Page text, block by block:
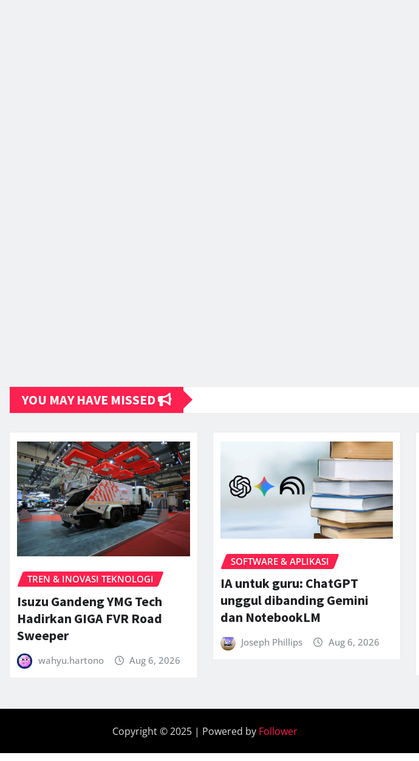
YOU MAY HAVE MISSED
TREN & INOVASI TEKNOLOGI
Isuzu Gandeng YMG Tech
Hadirkan GIGA FVR Road
Sweeper
wahyu.hartono Aug 6, 2026
SOFTWARE & APLIKASI
IA untuk guru: ChatGPT
unggul dibanding Gemini
dan NotebookLM
Joseph Phillips Aug 6, 2026
Copyright © 2025 | Powered by Follower